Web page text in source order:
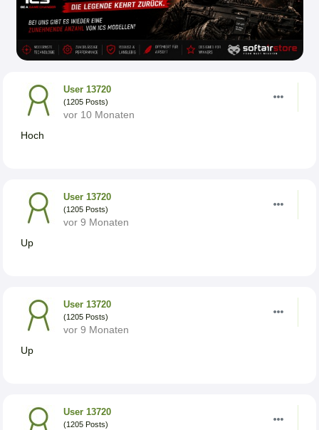
User 13720
(1205 Posts)
vor 10 Monaten
Hoch
User 13720
(1205 Posts)
vor 9 Monaten
Up
User 13720
(1205 Posts)
vor 9 Monaten
Up
User 13720
(1205 Posts)